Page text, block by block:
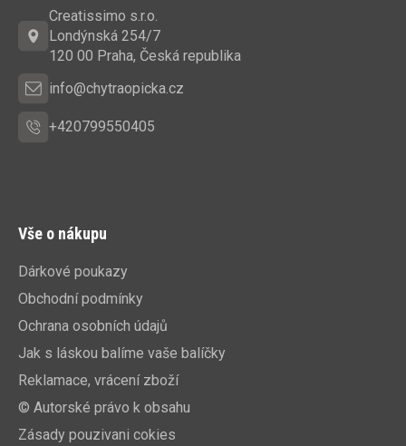
Creatissimo s.r.o.
Londýnská 254/7
120 00 Praha, Česká republika
info@chytraopicka.cz
+420799550405
Vše o nákupu
Dárkové poukazy
Obchodní podmínky
Ochrana osobních údajů
Jak s láskou balíme vaše balíčky
Reklamace, vrácení zboží
© Autorské právo k obsahu
Zásady pouzivani cokies